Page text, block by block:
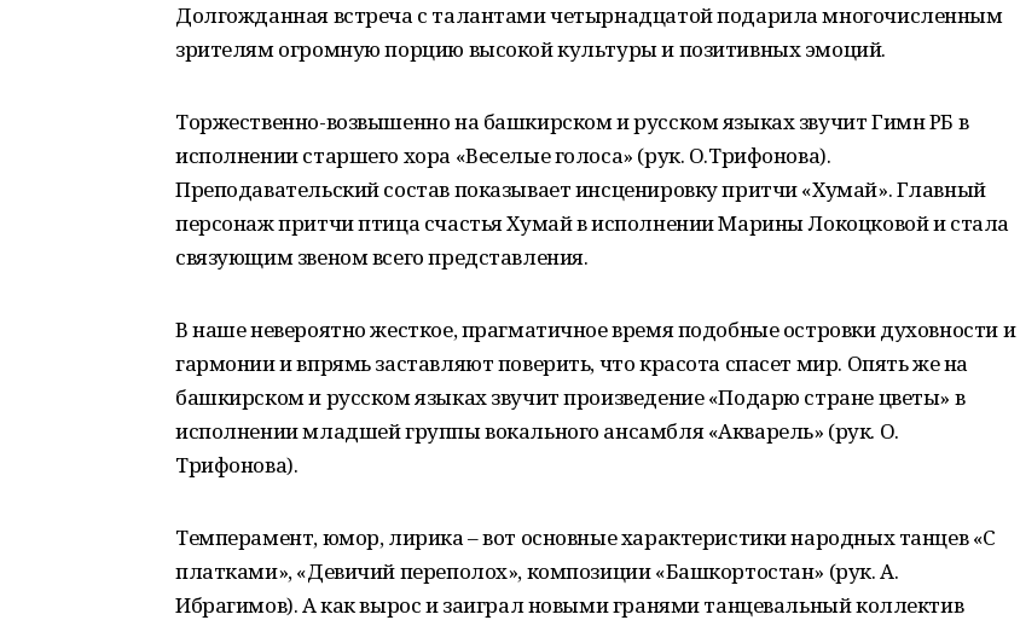
Долгожданная встреча с талантами четырнадцатой подарила многочисленным
зрителям огромную порцию высокой культуры и позитивных эмоций.
Торжественно-возвышенно на башкирском и русском языках звучит Гимн РБ в
исполнении старшего хора «Веселые голоса» (рук. О.Трифонова).
Преподавательский состав показывает инсценировку притчи «Хумай». Главный
персонаж притчи птица счастья Хумай в исполнении Марины Локоцковой и стала
связующим звеном всего представления.
В наше невероятно жесткое, прагматичное время подобные островки духовности и
гармонии и впрямь заставляют поверить, что красота спасет мир. Опять же на
башкирском и русском языках звучит произведение «Подарю стране цветы» в
исполнении младшей группы вокального ансамбля «Акварель» (рук. О.
Трифонова).
Темперамент, юмор, лирика – вот основные характеристики народных танцев «С
платками», «Девичий переполох», композиции «Башкортостан» (рук. А.
Ибрагимов). А как вырос и заиграл новыми гранями танцевальный коллектив